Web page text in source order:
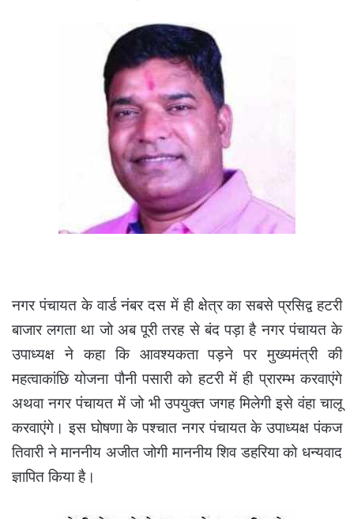
नगर पंचायत के वार्ड नंबर दस में ही क्षेत्र का सबसे प्रसिद्व हटरी
बाजार लगता था जो अब पूरी तरह से बंद पड़ा है नगर पंचायत के
उपाध्यक्ष ने कहा कि आवश्यकता पड़ने पर मुख्यमंत्री की
महत्वाकांछि योजना पौनी पसारी को हटरी में ही प्रारम्भ करवाएंगे
अथवा नगर पंचायत में जो भी उपयुक्त जगह मिलेगी इसे वंहा चालू
करवाएंगे। इस घोषणा के पश्चात नगर पंचायत के उपाध्यक्ष पंकज
तिवारी ने माननीय अजीत जोगी माननीय शिव डहरिया को धन्यवाद
ज्ञापित किया है।